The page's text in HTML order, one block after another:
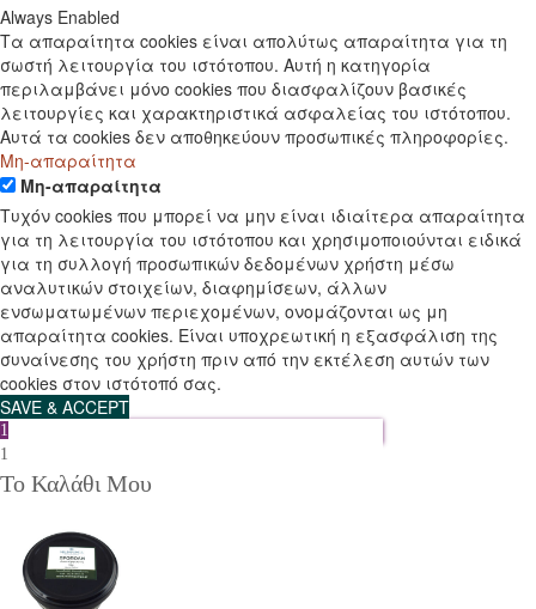
Always Enabled
Τα απαραίτητα cookies είναι απολύτως απαραίτητα για τη
σωστή λειτουργία του ιστότοπου. Αυτή η κατηγορία
περιλαμβάνει μόνο cookies που διασφαλίζουν βασικές
λειτουργίες και χαρακτηριστικά ασφαλείας του ιστότοπου.
Αυτά τα cookies δεν αποθηκεύουν προσωπικές πληροφορίες.
Μη-απαραίτητα
Μη-απαραίτητα
Τυχόν cookies που μπορεί να μην είναι ιδιαίτερα απαραίτητα
για τη λειτουργία του ιστότοπου και χρησιμοποιούνται ειδικά
για τη συλλογή προσωπικών δεδομένων χρήστη μέσω
αναλυτικών στοιχείων, διαφημίσεων, άλλων
ενσωματωμένων περιεχομένων, ονομάζονται ως μη
απαραίτητα cookies. Είναι υποχρεωτική η εξασφάλιση της
συναίνεσης του χρήστη πριν από την εκτέλεση αυτών των
cookies στον ιστότοπό σας.
SAVE & ACCEPT
1
1
Το Καλάθι Μου